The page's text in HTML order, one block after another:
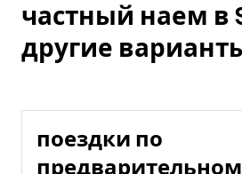
частный наем в
другие
поездки по